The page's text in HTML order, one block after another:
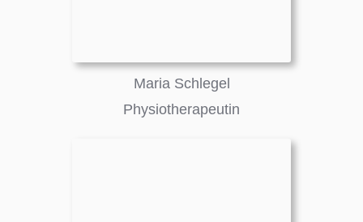
Maria Schlegel
Physiotherapeutin